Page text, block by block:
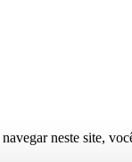
neste site,